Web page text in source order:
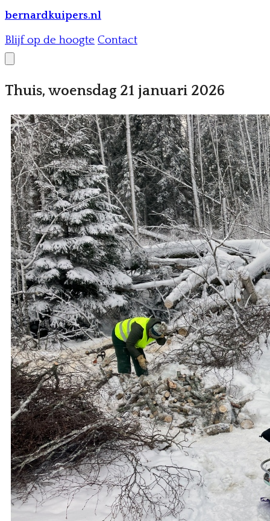
bernardkuipers.nl
Blijf op de hoogte Contact
Thuis, woensdag 21 januari 2026